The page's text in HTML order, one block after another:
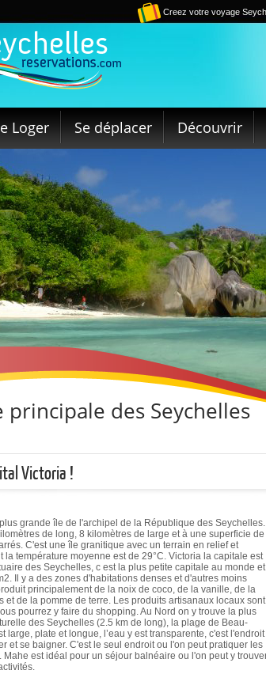
Creez votre voyage
Loger Se déplacer Découvrir
principale des Seychelles
Victoria !
grande île de l'archipel de la République des Seychelles.
de long, 8 kilomètres de large et à une superficie de
C'est une île granitique avec un terrain en relief et
la température moyenne est de 29°C. Victoria la capitale est
des Seychelles, c est la plus petite capitale au monde et
Il y a des zones d'habitations denses et d'autres moins
principalement de la noix de coco, de la vanille, de la
et de la pomme de terre. Les produits artisanaux locaux sont
pourrez y faire du shopping. Au Nord on y trouve la plus
des Seychelles (2.5 km de long), la plage de Beau-
large, plate et longue, l’eau y est transparente, c'est l'endroit
et se baigner. C'est le seul endroit ou l'on peut pratiquer les
Mahe est idéal pour un séjour balnéaire ou l'on peut y